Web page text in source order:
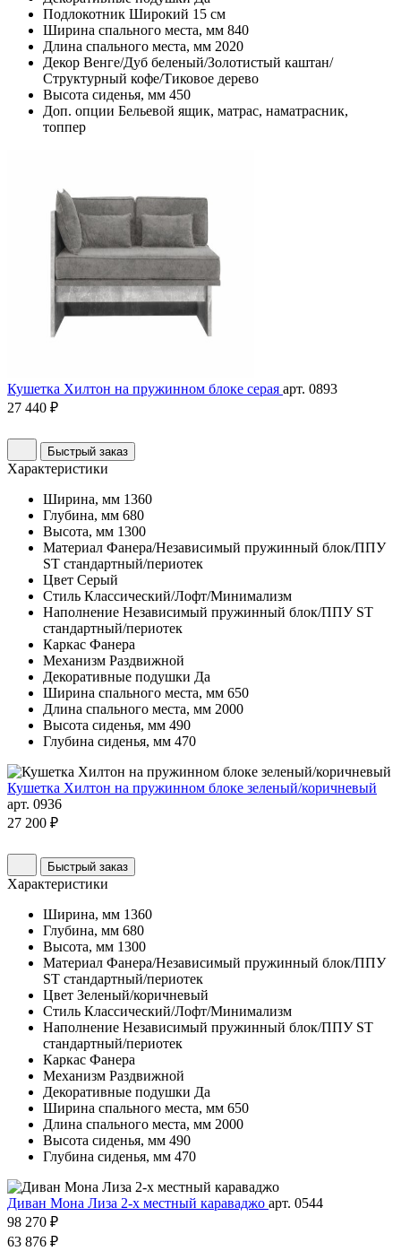
Подлокотник Широкий 15 см
Ширина спального места, мм 840
Длина спального места, мм 2020
Декор Венге/Дуб беленый/Золотистый каштан/
Структурный кофе/Тиковое дерево
Высота сиденья, мм 450
Доп. опции Бельевой ящик, матрас, наматрасник,
топпер
Кушетка Хилтон на пружинном блоке серая арт. 0893
27 440 ₽
Быстрый заказ
Характеристики
Ширина, мм 1360
Глубина, мм 680
Высота, мм 1300
Материал Фанера/Независимый пружинный блок/ППУ
ST стандартный/периотек
Цвет Серый
Стиль Классический/Лофт/Минимализм
Наполнение Независимый пружинный блок/ППУ ST
стандартный/периотек
Каркас Фанера
Механизм Раздвижной
Декоративные подушки Да
Ширина спального места, мм 650
Длина спального места, мм 2000
Высота сиденья, мм 490
Глубина сиденья, мм 470
Кушетка Хилтон на пружинном блоке зеленый/коричневый
арт. 0936
27 200 ₽
Быстрый заказ
Характеристики
Ширина, мм 1360
Глубина, мм 680
Высота, мм 1300
Материал Фанера/Независимый пружинный блок/ППУ
ST стандартный/периотек
Цвет Зеленый/коричневый
Стиль Классический/Лофт/Минимализм
Наполнение Независимый пружинный блок/ППУ ST
стандартный/периотек
Каркас Фанера
Механизм Раздвижной
Декоративные подушки Да
Ширина спального места, мм 650
Длина спального места, мм 2000
Высота сиденья, мм 490
Глубина сиденья, мм 470
Диван Мона Лиза 2-х местный караваджо арт. 0544
98 270 ₽
63 876 ₽